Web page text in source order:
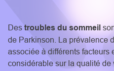
Des troubles du sommeil
de Parkinson. La prévalence
associée à différents facteurs
considérable sur la qualité de